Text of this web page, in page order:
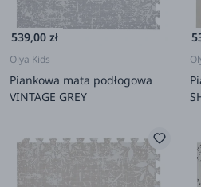
539,00 zł
Olya Kids
Piankowa mata podłogowa
VINTAGE GREY